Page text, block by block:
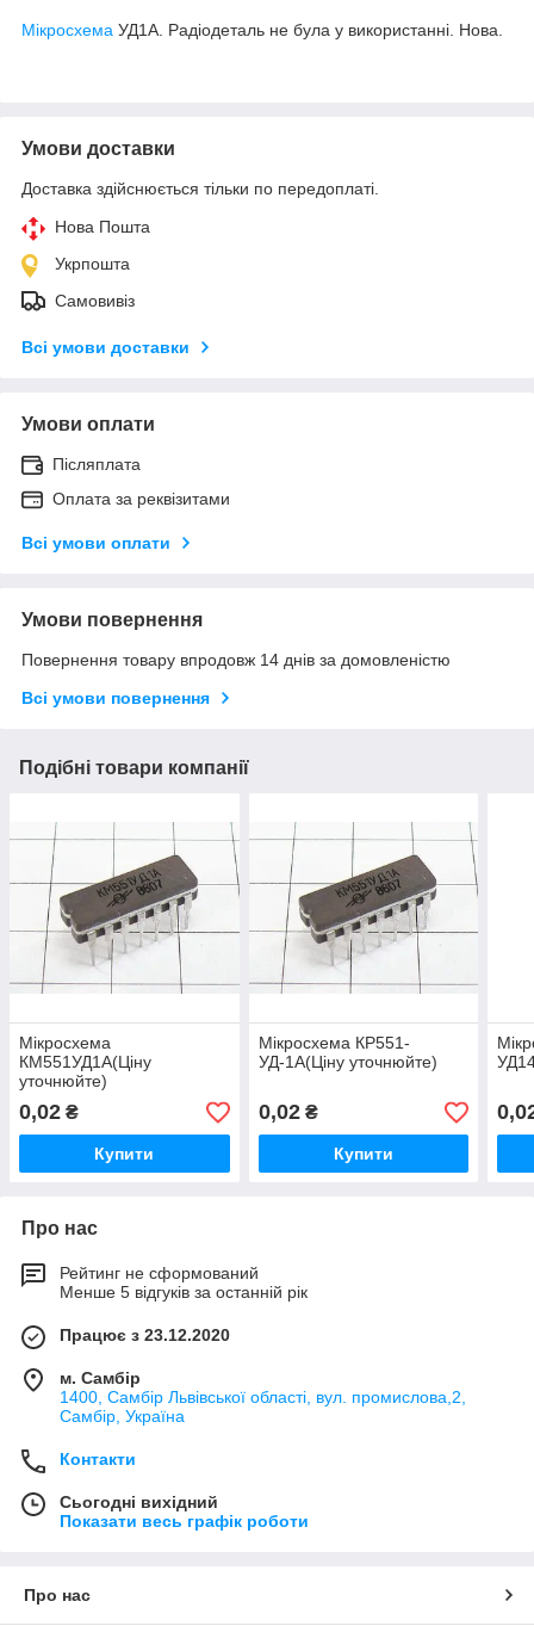
Мікросхема УД1А. Радіодеталь не була у використанні. Нова.
Умови доставки
Доставка здійснюється тільки по передоплаті.
Нова Пошта
Укрпошта
Самовивіз
Всі умови доставки
Умови оплати
Післяплата
Оплата за реквізитами
Всі умови оплати
Умови повернення
Повернення товару впродовж 14 днів за домовленістю
Всі умови повернення
Подібні товари компанії
Мікросхема
КМ551УД1А(Ціну
уточнюйте)
0,02 ₴
Купити
Мікросхема КР551-
УД-1А(Ціну уточнюйте)
0,02₴
Купити
Про нас
Рейтинг не сформований
Менше 5 відгуків за останній рік
Працює з 23.12.2020
м. Самбір
1400, Самбір Львівської області, вул. промислова,2,
Самбір, Україна
Контакти
Сьогодні вихідний
Показати весь графік роботи
Про нас